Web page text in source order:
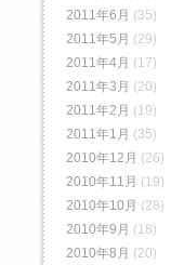
2011年6月 (35)
2011年5月 (29)
2011年4月 (17)
2011年3月 (20)
2011年2月 (19)
2011年1月 (35)
2010年12月 (26)
2010年11月 (19)
2010年10月 (28)
2010年9月 (18)
2010年8月 (20)